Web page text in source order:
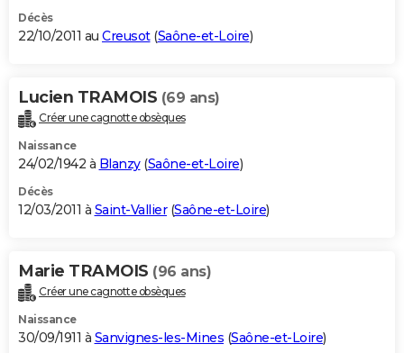
Décès
22/10/2011 au Creusot(Saône-et-Loire)
Lucien TRAMOIS (69 ans)
Créer une cagnotte obsèques
Naissance
24/02/1942 à Blanzy(Saône-et-Loire)
Décès
12/03/2011 à Saint-Vallier(Saône-et-Loire)
Marie TRAMOIS (96 ans)
Créer une cagnotte obsèques
Naissance
30/09/1911 à Sanvignes-les-Mines (Saône-et-Loire)